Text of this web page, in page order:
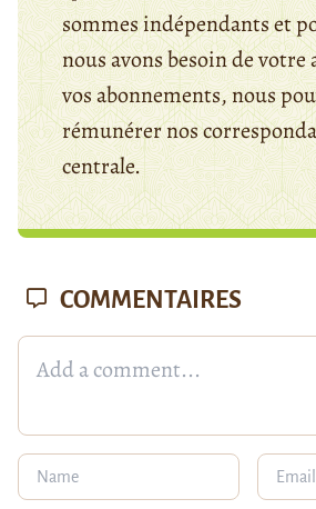
sommes indépendants et
nous avons besoin de votre
vos abonnements, nous
rémunérer nos
centrale.
COMMENTAIRES